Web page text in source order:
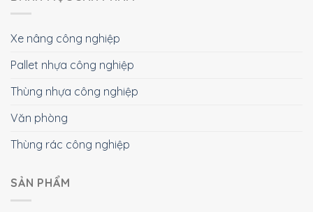
Xe nâng công nghiệp
Pallet nhựa công nghiệp
Thùng nhựa công nghiệp
Văn phòng
Thùng rác công nghiệp
SẢN PHẨM